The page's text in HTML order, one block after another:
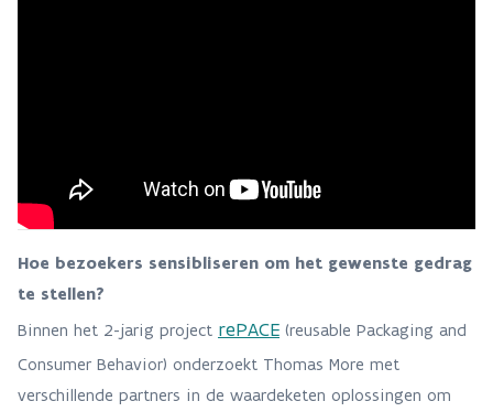
Hoe bezoekers sensibliseren om het gewenste gedrag
te stellen?
Binnen het 2-jarig project rePACE (reusable Packaging and
Consumer Behavior) onderzoekt Thomas More met
verschillende partners in de waardeketen oplossingen om